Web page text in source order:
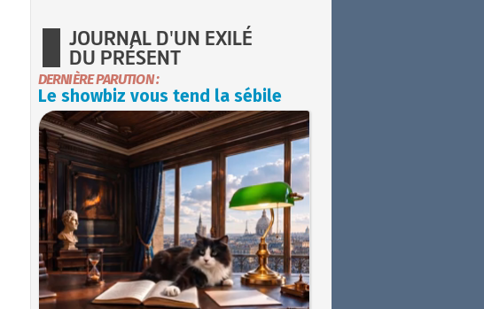
JOURNAL D'UN EXILÉ
DU PRÉSENT
DERNIÈRE PARUTION :
Le showbiz vous tend la sébile